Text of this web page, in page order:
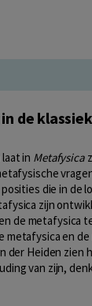
de
in Metafysica
vragen
die in de
zijn
de metafysica
metafysica en
der Heiden zien
van zijn,